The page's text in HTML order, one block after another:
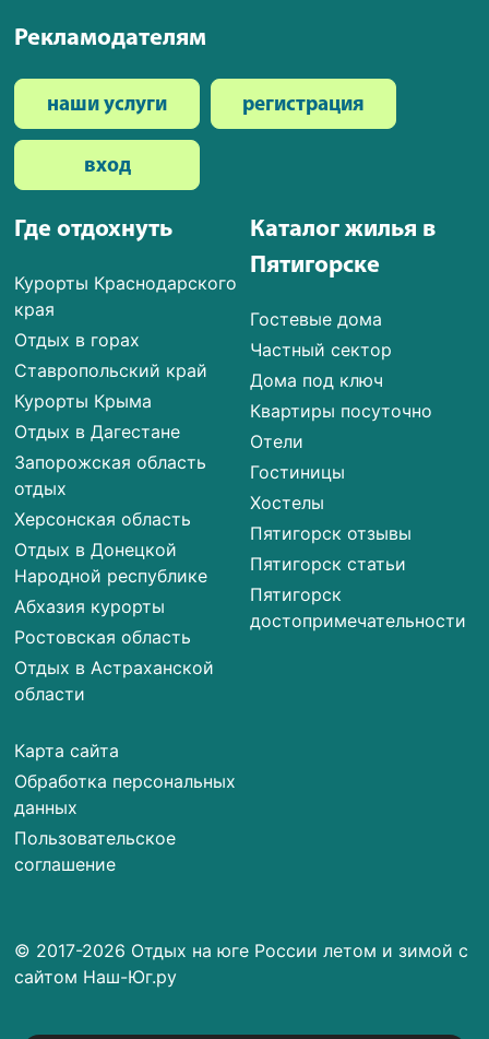
Где отдохнуть
Курорты Краснодарского
края
Отдых в горах
Ставропольский край
Курорты Крыма
Отдых в Дагестане
Запорожская область
отдых
Херсонская область
Отдых в Донецкой
Народной республике
Абхазия курорты
Ростовская область
Отдых в Астраханской
области
Карта сайта
Обработка персональных
данных
Пользовательское
соглашение
Каталог жилья в
Пятигорске
Гостевые дома
Частный сектор
Дома под ключ
Квартиры посуточно
Отели
Гостиницы
Хостелы
Пятигорск отзывы
Пятигорск статьи
Пятигорск
достопримечательности
Рекламодателям
наши услуги регистрация
вход
© 2017-2026 Отдых на юге России летом и зимой с
сайтом Наш-Юг.ру